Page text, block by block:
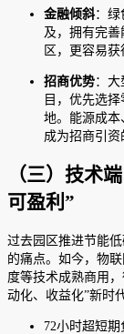
金融倾斜：
及，拥有完
区，更容易获
招商优势：
目，优先选
地。能源成本
成为招商引资
（三）技术
可盈利”
过去园区推进节能
的痛点。如今，物
度等技术成熟商用
动化、收益化”新时代
72小时超短